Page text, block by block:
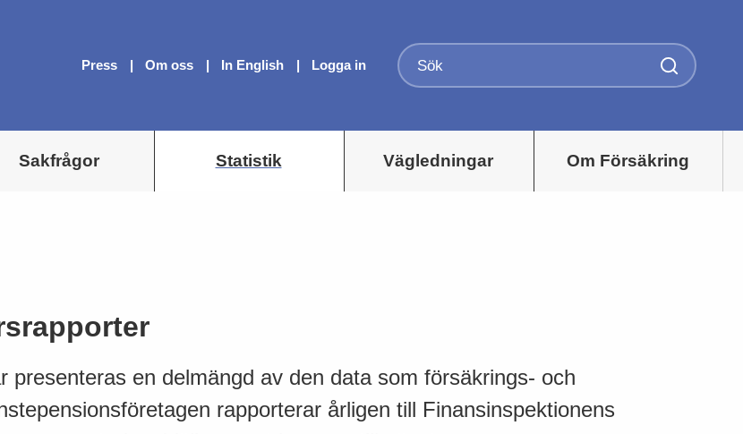
Press Om oss In English Logga in
Sakfrågor Statistik Vägledningar Om Försäkring
presenteras en delmängd av den data som försäkrings- och
rapporterar årligen till Finansinspektionens